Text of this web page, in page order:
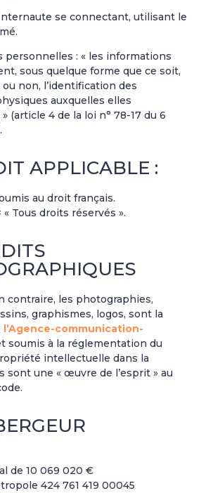
se connectant, utilisant le
personnelles : « les informations
sous quelque forme que ce soit,
non, l’identification des
auxquelles elles
(article 4 de la loi n° 78-17 du 6
APPLICABLE :
au droit français.
Tous droits réservés ».
contraire, les photographies,
graphismes, logos, sont la
l’Agence-communication-
soumis à la réglementation du
intellectuelle dans la
sont une « œuvre de l’esprit » au
de 10 069 020 €
424 761 419 00045